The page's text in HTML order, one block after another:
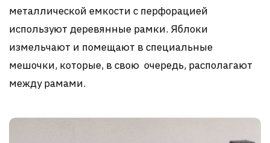
металлической емкости с перфорацией
используют деревянные рамки. Яблоки
измельчают и помещают в специальные
мешочки, которые, в свою очередь, располагают
между рамами.